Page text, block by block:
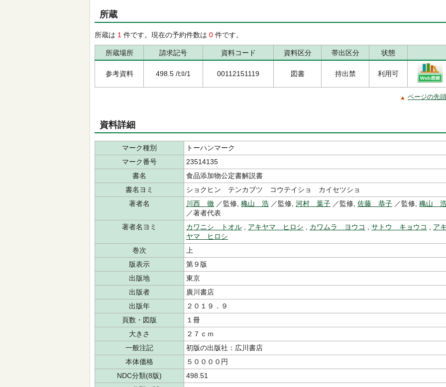
所蔵
所蔵は 1 件です。現在の予約件数は 0 件です。
所蔵場所 請求記号 資料コード 資料区分 帯出区分 状態
参考資料 498.5 /ﾋﾛ/1 00112151119 図書 持出禁 利用可
ページの先
資料詳細
マーク種別
トーハンマーク
マーク番号
23514135
書名
食品添加物公定書解説書
書名ヨミ
ショクヒン テンカブツ コウテイショ カイセツショ
著者名
川西 徹 ／監修, 穐山 浩 ／監修, 河村 葉子 ／監修, 佐藤 恭子 ／監修, 穐山
／著者代表
著者名ヨミ
カワニシ トオル アキヤマ ヒロシ カワムラ ヨウコ サトウ キョウコ
ア
ヤマ ヒロシ
巻次
上
版表示
第９版
出版地
東京
出版者
廣川書店
出版年
２０１９．９
頁数・図版
１冊
大きさ
２７ｃｍ
一般注記
初版の出版社：広川書店
本体価格
５００００円
NDC分類(8版)
498.51